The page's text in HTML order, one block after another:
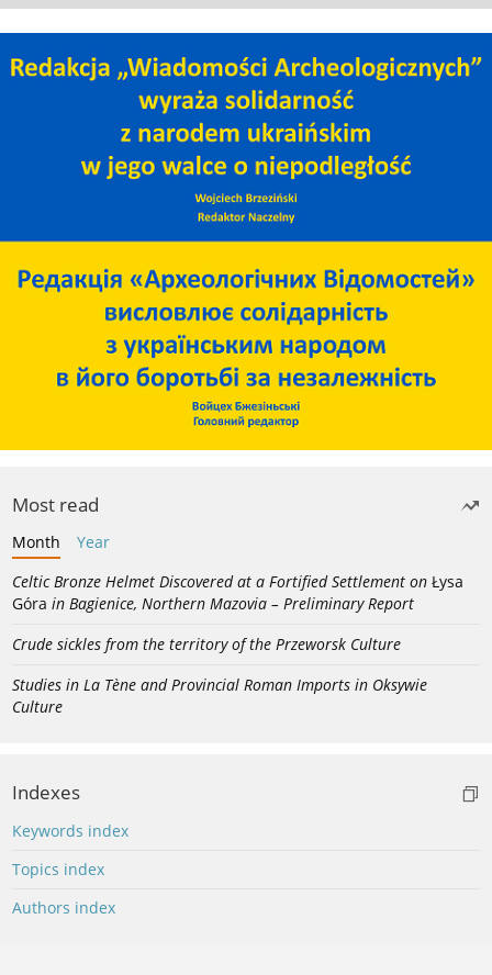
Most read
Month
Year
Celtic Bronze Helmet Discovered at a Fortified Settlement on Łysa
Góra in Bagienice, Northern Mazovia – Preliminary Report
Crude sickles from the territory of the Przeworsk Culture
Studies in La Tène and Provincial Roman Imports in Oksywie
Culture
Indexes
Keywords index
Topics index
Authors index